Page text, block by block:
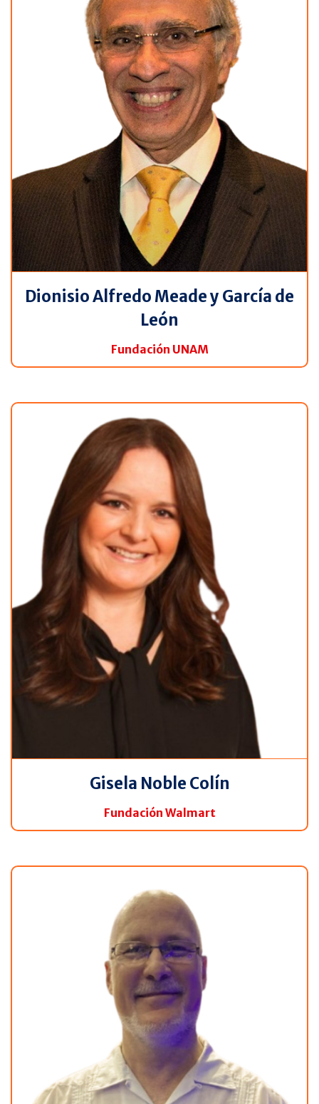
Dionisio Alfredo Meade y García de
León
Fundación UNAM
Gisela Noble Colín
Fundación Walmart